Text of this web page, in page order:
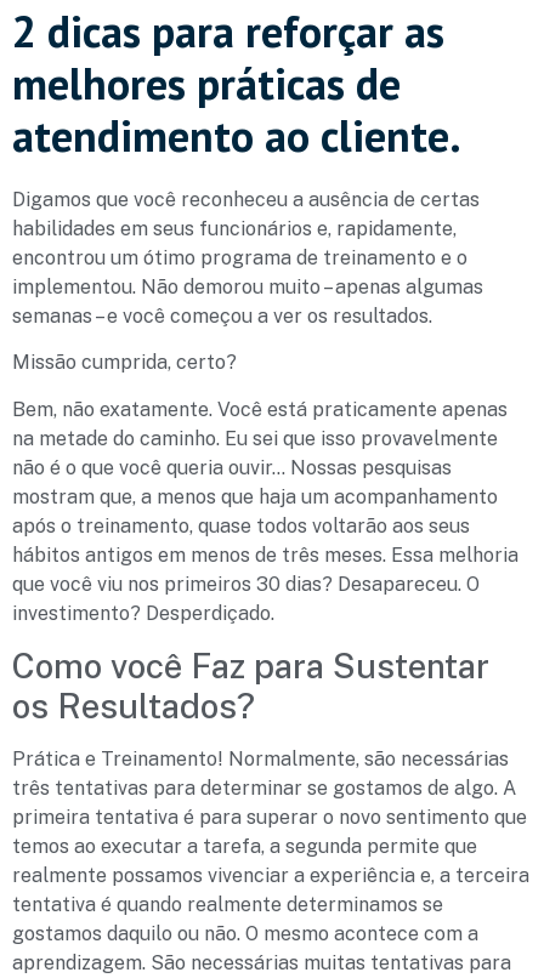
2 dicas para reforçar as
melhores práticas de
atendimento ao cliente.
Digamos que você reconheceu a ausência de certas
habilidades em seus funcionários e, rapidamente,
encontrou um ótimo programa de treinamento e o
implementou. Não demorou muito – apenas algumas
semanas – e você começou a ver os resultados.
Missão cumprida, certo?
Bem, não exatamente. Você está praticamente apenas
na metade do caminho. Eu sei que isso provavelmente
não é o que você queria ouvir… Nossas pesquisas
mostram que, a menos que haja um acompanhamento
após o treinamento, quase todos voltarão aos seus
hábitos antigos em menos de três meses. Essa melhoria
que você viu nos primeiros 30 dias? Desapareceu. O
investimento? Desperdiçado.
Como você Faz para Sustentar
os Resultados?
Prática e Treinamento! Normalmente, são necessárias
três tentativas para determinar se gostamos de algo. A
primeira tentativa é para superar o novo sentimento que
temos ao executar a tarefa, a segunda permite que
realmente possamos vivenciar a experiência e, a terceira
tentativa é quando realmente determinamos se
gostamos daquilo ou não. O mesmo acontece com a
aprendizagem. São necessárias muitas tentativas para